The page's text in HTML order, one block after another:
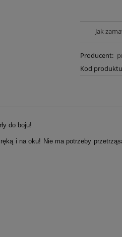
Jak
Producent:
Kod
do boju!
i na oku! Nie ma potrzeby